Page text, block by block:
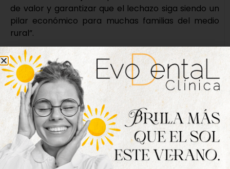
de valor y garantizar que el lechazo siga siendo un
pilar económico para muchas familias del medio
rural”.
El encuentro concluyó con un consenso general
sobre la necesidad de seguir impulsando iniciativas
que refuercen la promoción del lechazo y su
vínculo con el territorio, consolidándolo como uno
de los productos más representativos de la
gastronomía de Castilla y León cuya calidad le
hace ser reconocido dentro y fuera de nuestras
fronteras.